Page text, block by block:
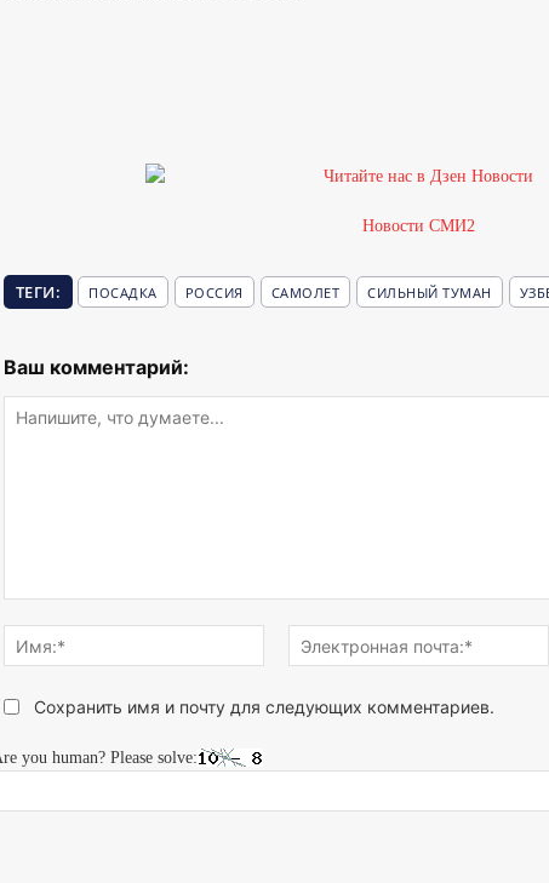
Новости СМИ2
ТЕГИ: ПОСАДКА РОССИЯ САМОЛЕТ СИЛЬНЫЙ ТУМАН
Ваш комментарий:
что
думаете...
Имя:*
Сохранить имя и почту для следующих комментариев.
you human? Please solve: